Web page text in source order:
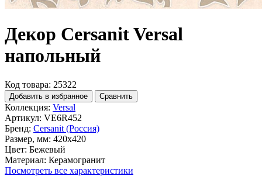
Декор Cersanit Versal
напольный
Код товара: 25322
Добавить в избранное Сравнить
Коллекция: Versal
Артикул: VE6R452
Бренд: Cersanit (Россия)
Размер, мм: 420x420
Цвет: Бежевый
Материал: Керамогранит
Посмотреть все характеристики